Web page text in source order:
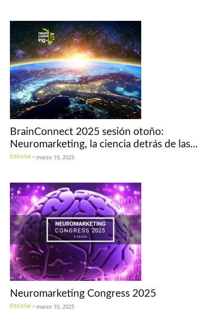
BrainConnect 2025 sesión otoño:
Neuromarketing, la ciencia detrás de las...
Editorial - marzo 19, 2025
Neuromarketing Congress 2025
Editorial - marzo 10, 2025